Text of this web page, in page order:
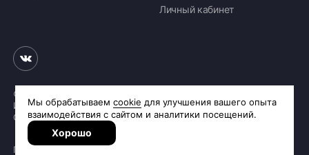
Личный кабинет
© 2026 «Шинное бюро Шлепакова»
Интернет-магазин шин и дисков
Сделано вR.class
Политика обработки персональных данных